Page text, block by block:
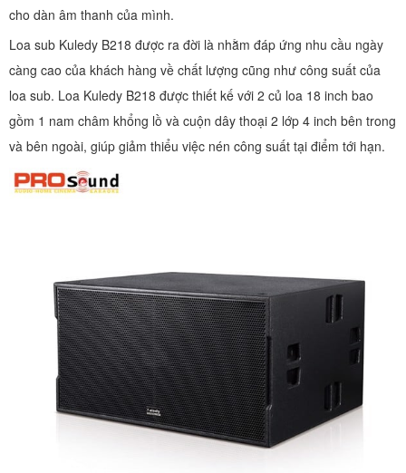
cho dàn âm thanh của mình.
Loa sub Kuledy B218 được ra đời là nhằm đáp ứng nhu cầu ngày
càng cao của khách hàng về chất lượng cũng như công suất của
loa sub. Loa Kuledy B218 được thiết kế với 2 củ loa 18 inch bao
gồm 1 nam châm khổng lồ và cuộn dây thoại 2 lớp 4 inch bên trong
và bên ngoài, giúp giảm thiểu việc nén công suất tại điểm tới hạn.